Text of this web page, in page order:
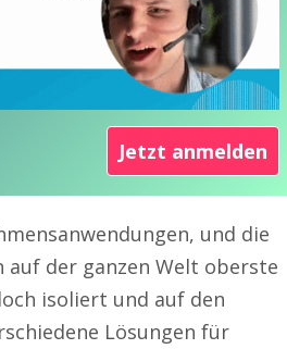
Jetzt anmelden
und die
der ganzen Welt oberste
isoliert und auf den
Lösungen für